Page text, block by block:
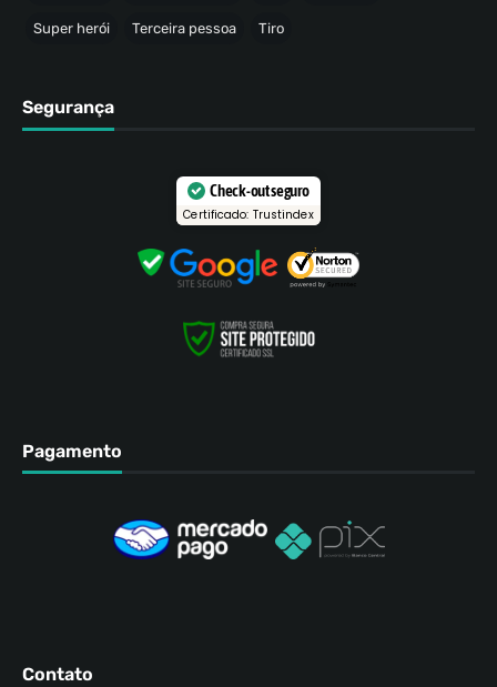
Super herói Terceira pessoa Tiro
Segurança
Check-out seguro
Certificado: Trustindex
Pagamento
Contato